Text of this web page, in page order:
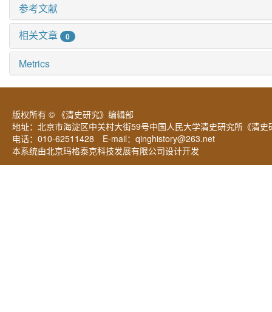
参考文献
相关文章
0
Metrics
版权所有 © 《清史研究》编辑部
地址：北京市海淀区中关村大街59号中国人民大学清史研究所《
电话：010-62511428 E-mail： qinghistory@263.net
本系统由北京玛格泰克科技发展有限公司设计开发